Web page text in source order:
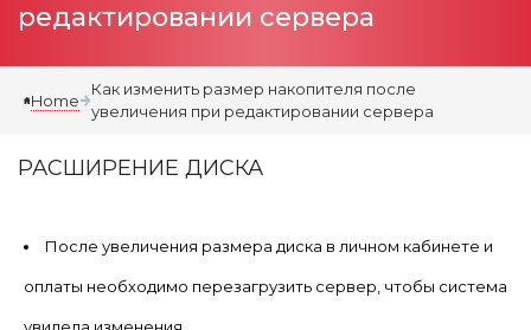
редактировании сервера
Home
Как изменить размер накопителя после
увеличения при редактировании сервера
РАСШИРЕНИЕ ДИСКА
После увеличения размера диска в личном кабинете и
оплаты необходимо перезагрузить сервер, чтобы система